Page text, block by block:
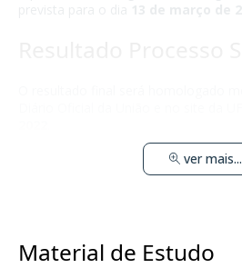
ver mais...
Material de Estudo